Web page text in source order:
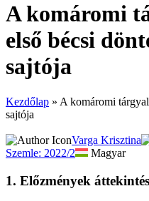
A komáromi
első bécsi
sajtója
Kezdőlap » A komáromi
sajtója
Varga Krisztina
Szemle: 2022/2
Magyar
1. Előzmények